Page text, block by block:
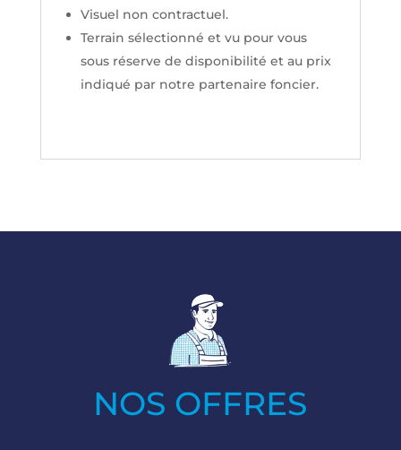
Visuel non contractuel.
Terrain sélectionné et vu pour vous
sous réserve de disponibilité et au prix
indiqué par notre partenaire foncier.
NOS OFFRES